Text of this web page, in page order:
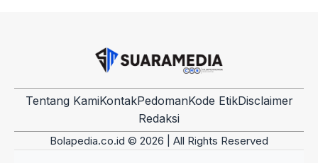
Tentang KamiKontakPedomanKode EtikDisclaimer
Redaksi
Bolapedia.co.id © 2026 | All Rights Reserved